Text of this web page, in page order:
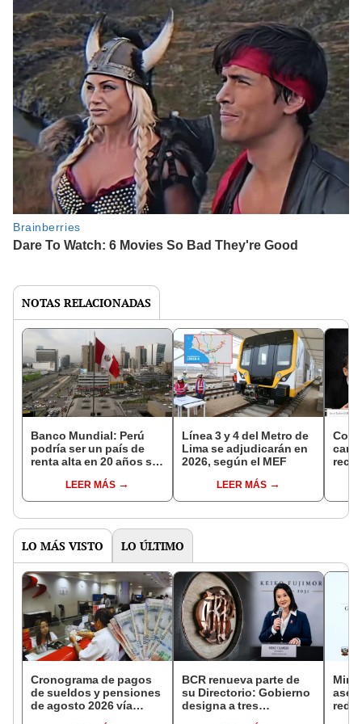
NOTAS RELACIONADAS
Banco Mundial: Perú
podría ser un país de
renta alta en 20 años si
estructurales
LEER MÁS
Línea 3 y 4 del Metro de
Lima se adjudicarán en
2026, según el MEF
LEER MÁS
carta
LO MÁS VISTO LO ÚLTIMO
Cronograma de pagos
de sueldos y pensiones
de agosto 2026 vía
BCR renueva parte de
su Directorio: Gobierno
designa a tres